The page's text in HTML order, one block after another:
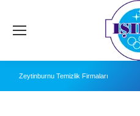
Zeytinburnu Temizlik Firmaları